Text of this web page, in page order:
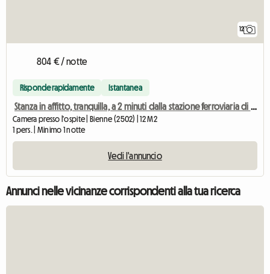
12
804 € / notte
Risponde rapidamente Istantanea
Stanza in affitto, tranquilla, a 2 minuti dalla stazione ferroviaria di Bienne
Camera presso l'ospite | Bienne (2502) | 12 M2
1 pers. | Minimo 1 notte
Vedi l'annuncio
Annunci nelle vicinanze corrispondenti alla tua ricerca